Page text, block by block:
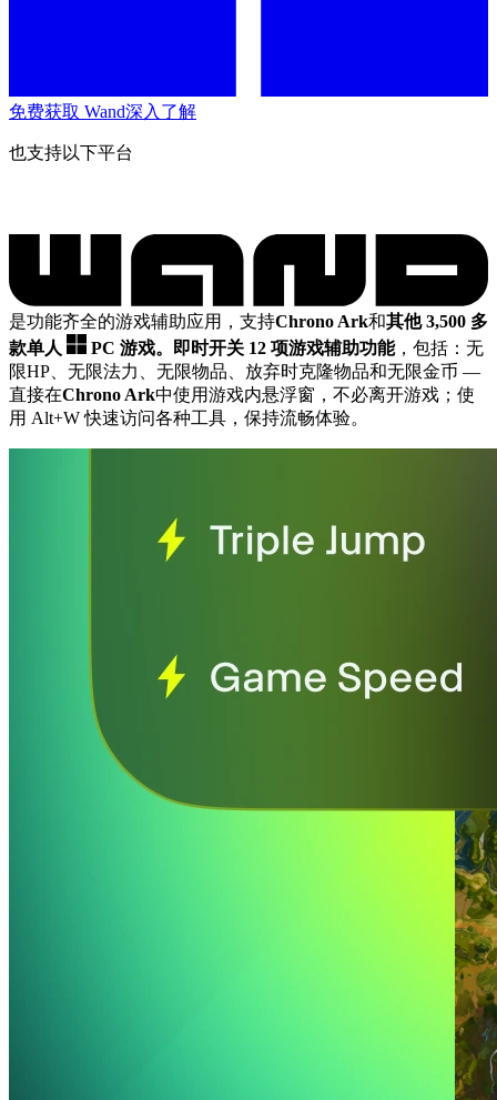
免费获取 Wand深入了解
也支持以下平台
是功能齐全的游戏辅助应用，支持Chrono Ark和其他 3,500 多
款单人
PC 游戏。 即时开关 12 项游戏辅助功能，包括：无
限HP、无限法力、无限物品、放弃时克隆物品和无限金币 —
直接在Chrono Ark中使用游戏内悬浮窗，不必离开游戏；使
用 Alt+W 快速访问各种工具，保持流畅体验。